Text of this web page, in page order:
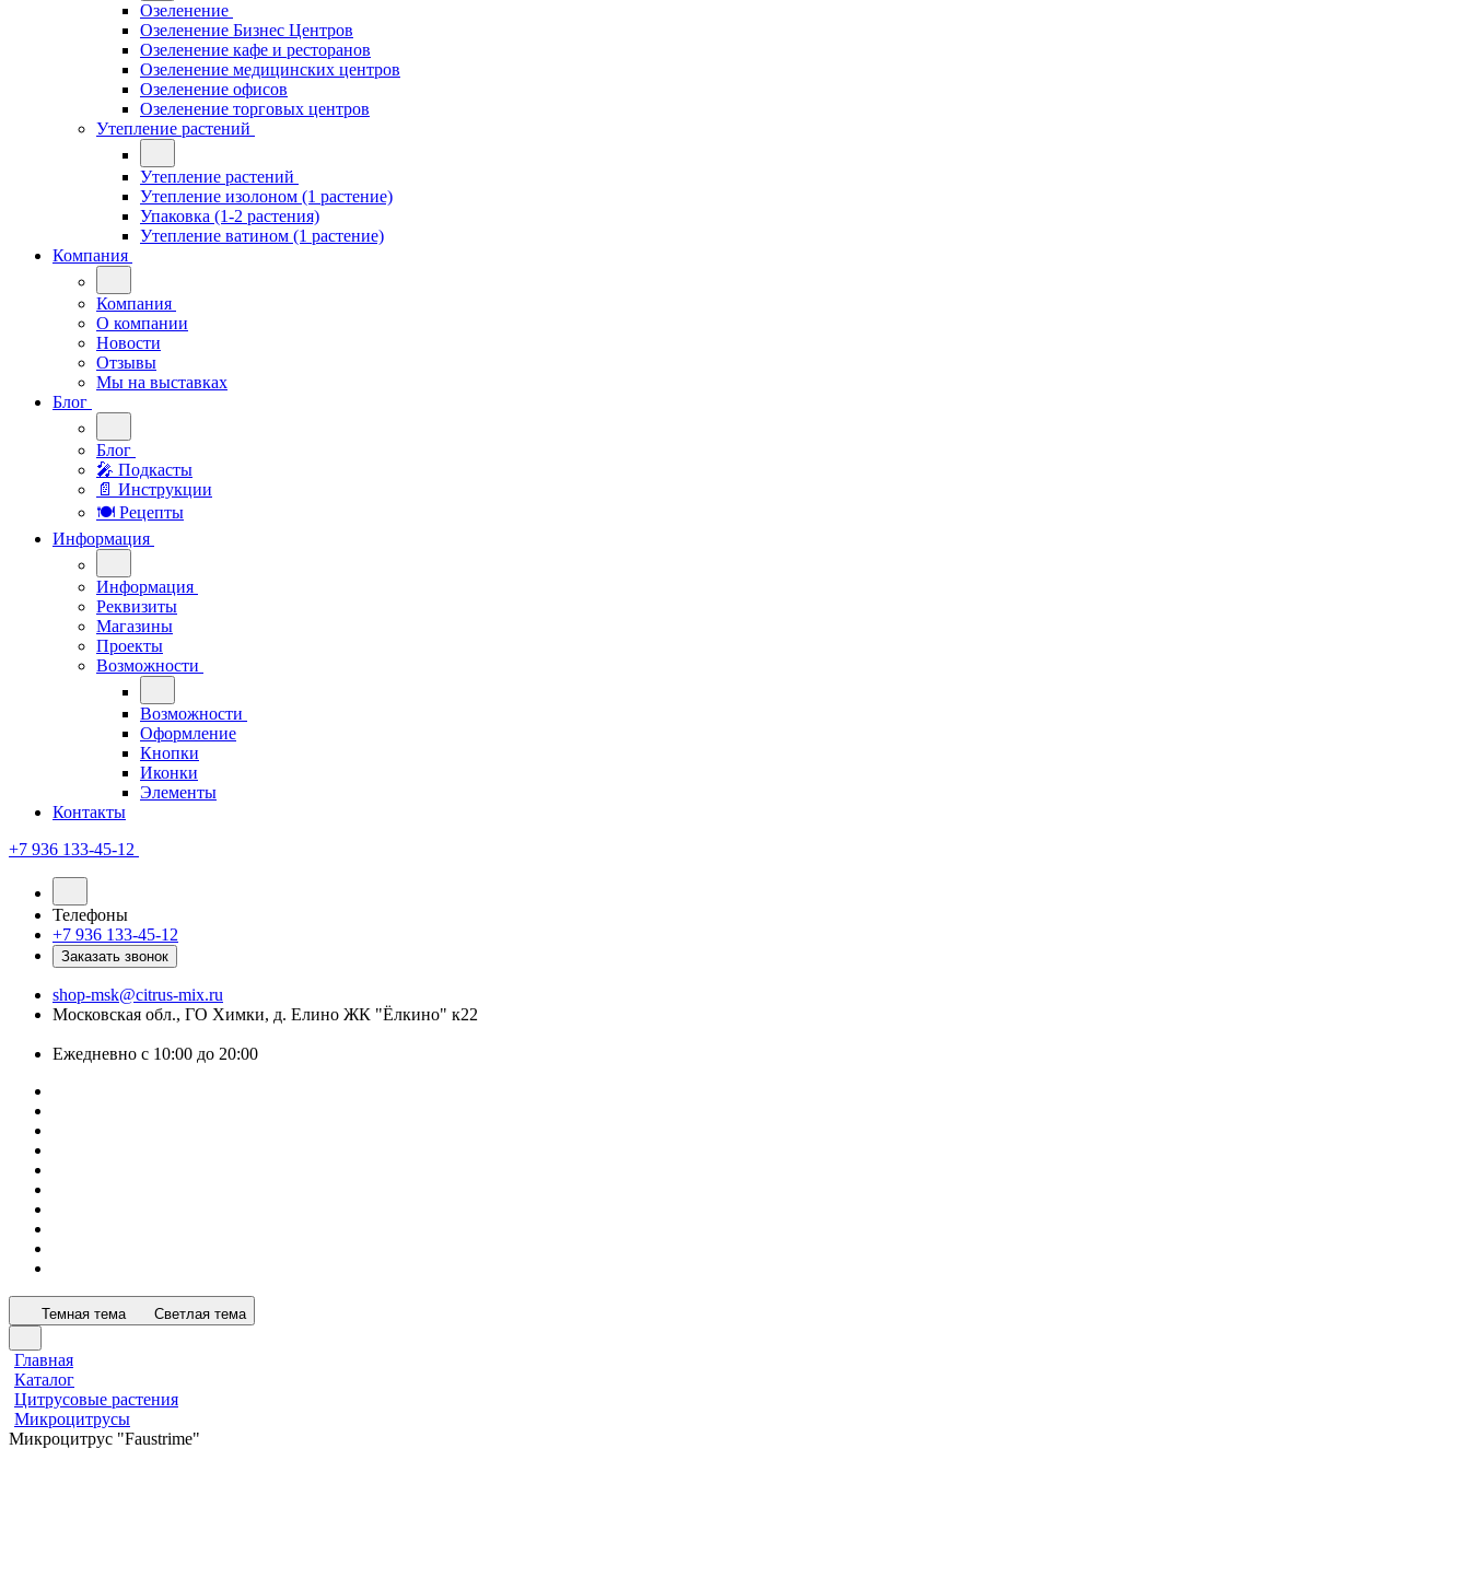
Озеленение
Озеленение Бизнес Центров
Озеленение кафе и ресторанов
Озеленение медицинских центров
Озеленение офисов
Озеленение торговых центров
Утепление растений
Утепление растений
Утепление изолоном (1 растение)
Упаковка (1-2 растения)
Утепление ватином (1 растение)
Компания
Компания
О компании
Новости
Отзывы
Мы на выставках
Блог
Блог
🎤︎︎ Подкасты
📄 Инструкции
🍽 Рецепты
Информация
Информация
Реквизиты
Магазины
Проекты
Возможности
Возможности
Оформление
Кнопки
Иконки
Элементы
Контакты
+7 936 133-45-12
Телефоны
+7 936 133-45-12
Заказать звонок
shop-msk@citrus-mix.ru
Московская обл., ГО Химки, д. Елино ЖК "Ёлкино" к22
Ежедневно с 10:00 до 20:00
Темная тема Светлая тема
Главная
Каталог
Цитрусовые растения
Микроцитрусы
Микроцитрус "Faustrime"